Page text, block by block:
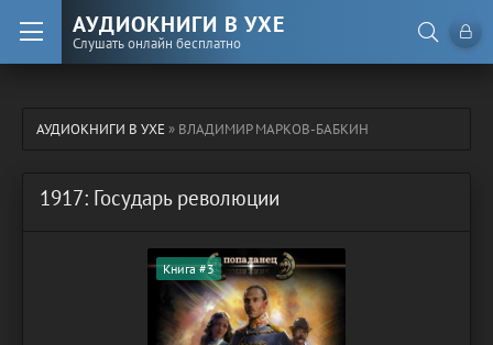
АУДИОКНИГИ В УХЕ
Слушать онлайн бесплатно
АУДИОКНИГИ В УХЕ» ВЛАДИМИР МАРКОВ-БАБКИН
1917: Государь революции
Книга #3